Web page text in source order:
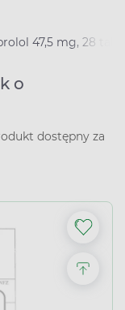
47,5 mg, 28
o
dostępny za